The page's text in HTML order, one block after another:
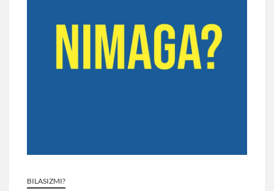
BILASIZMI?